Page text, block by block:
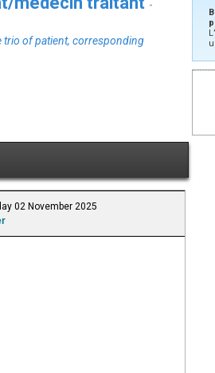
-
trio of patient, corresponding
02 November 2025